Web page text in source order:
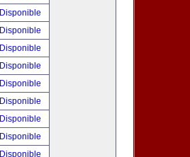
Disponible
Disponible
Disponible
Disponible
Disponible
Disponible
Disponible
Disponible
Disponible